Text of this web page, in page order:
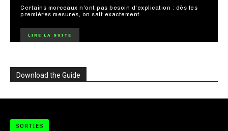
Certains morceaux n'ont pas besoin d'explication : dès les
premières mesures, on sait exactement...
LIRE LA SUITE
Download the Guide
SORTIES